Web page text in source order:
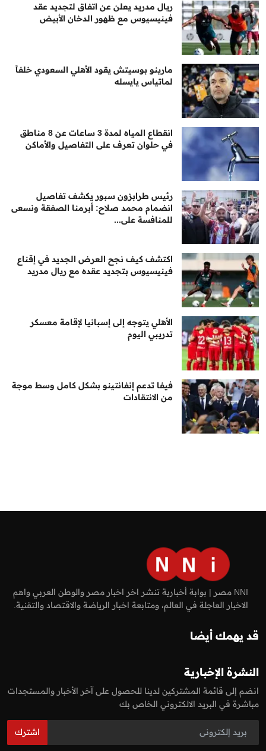
ريال مدريد يعلن عن اتفاق لتجديد عقد
فينيسيوس مع ظهور الدخان الأبيض
مارينو بوسيتش يقود الأهلي السعودي خلفاً
لماتياس يايسله
انقطاع المياه لمدة 3 ساعات عن 8 مناطق
في حلوان تعرف على التفاصيل والأماكن
رئيس طرابزون سبور يكشف تفاصيل
انضمام محمد صلاح: أبرمنا الصفقة ونسعى
للمنافسة على...
اكتشف كيف نجح العرض الجديد في إقناع
فينيسيوس بتجديد عقده مع ريال مدريد
الأهلي يتوجه إلى إسبانيا لإقامة معسكر
تدريبي اليوم
فيفا تدعم إنفانتينو بشكل كامل وسط موجة
من الانتقادات
NNI مصر | بوابة أخبارية تنشر اخر اخبار مصر والوطن العربي واهم
الاخبار العاجلة في العالم، ومتابعة اخبار الرياضة والاقتصاد والتقنية.
قد يهمك أيضا
النشرة الإخبارية
انضم إلى قائمة المشتركين لدينا للحصول على آخر الأخبار والمستجدات
مباشرة في البريد الالكتروني الخاص بك
اشترك